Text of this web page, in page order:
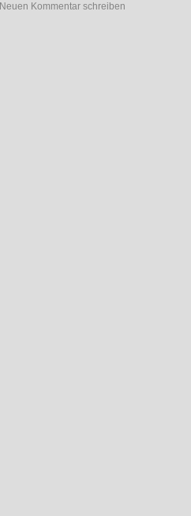
Neuen Kommentar schreiben